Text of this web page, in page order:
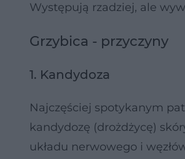
Występują rzadziej, ale
Grzybica - przyczyny
1. Kandydoza
Najczęściej spotykanym
kandydozę (drożdżycę)
układu nerwowego i